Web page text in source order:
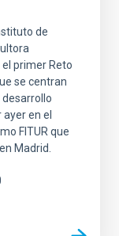
de
primer Reto
se centran
en el
FITUR que
Madrid.